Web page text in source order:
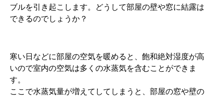
ブルを引き起こします。どうして部屋の壁や窓に結露は
できるのでしょうか？
寒い日などに部屋の空気を暖めると、飽和絶対湿度が高
いので室内の空気は多くの水蒸気を含むことができま
す。
ここで水蒸気量が増えてしてしまうと、部屋の窓や壁の